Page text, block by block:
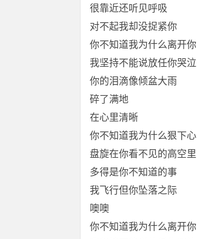
很靠近还听见呼吸
对不起我却没捉紧你
你不知道我为什么离开你
我坚持不能说放任你哭泣
你的泪滴像倾盆大雨
碎了满地
在心里清晰
你不知道我为什么狠下心
盘旋在你看不见的高空里
多得是你不知道的事
我飞行但你坠落之际
噢噢
你不知道我为什么离开你